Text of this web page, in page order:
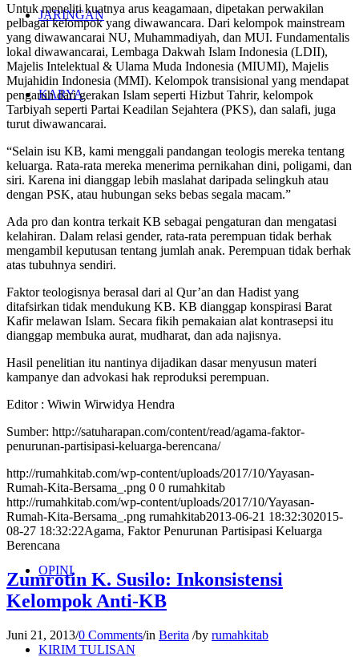
JARINGAN
KARYA
OPINI
KIRIM TULISAN
Untuk meneliti kuatnya arus keagamaan, dipetakan perwakilan
pelbagai kelompok yang diwawancara. Dari kelompok mainstream
yang diwawancarai NU, Muhammadiyah, dan MUI. Fundamentalis
lokal diwawancarai, Lembaga Dakwah Islam Indonesia (LDII),
Majelis Intelektual & Ulama Muda Indonesia (MIUMI), Majelis
Mujahidin Indonesia (MMI). Kelompok transisional yang mendapat
pengaruh dari gerakan Islam seperti Hizbut Tahrir, kelompok
Tarbiyah seperti Partai Keadilan Sejahtera (PKS), dan salafi, juga
turut diwawancarai.
“Selain isu KB, kami menggali pandangan teologis mereka tentang
keluarga. Rata-rata mereka menerima pernikahan dini, poligami, dan
siri. Karena ini dianggap lebih maslahat daripada selingkuh atau
dengan PSK, atau hubungan seks bebas segala macam.”
Ada pro dan kontra terkait KB sebagai pengaturan dan mengatasi
kelahiran. Dalam relasi gender, rata-rata perempuan tidak berhak
mengambil keputusan tentang jumlah anak. Perempuan tidak berhak
atas tubuhnya sendiri.
Faktor teologisnya berasal dari al Qur’an dan Hadist yang
ditafsirkan tidak mendukung KB. KB dianggap konspirasi Barat
Kafir melawan Islam. Secara fikih pemakaian alat kontrasepsi itu
dianggap membuka aurat, mudharat, dan ada najisnya.
Hasil penelitian itu nantinya dijadikan dasar menyusun materi
kampanye dan advokasi hak reproduksi perempuan.
Editor : Wiwin Wirwidya Hendra
Sumber: http://satuharapan.com/content/read/agama-faktor-
penurunan-partisipasi-keluarga-berencana/
http://rumahkitab.com/wp-content/uploads/2017/10/Yayasan-
Rumah-Kita-Bersama_.png 0 0 rumahkitab
http://rumahkitab.com/wp-content/uploads/2017/10/Yayasan-
Rumah-Kita-Bersama_.png rumahkitab2013-06-21 18:32:302015-
08-27 18:32:22Agama, Faktor Penurunan Partisipasi Keluarga
Berencana
Zumrotin K. Susilo: Inkonsistensi
Kelompok Anti-KB
Juni 21, 2013/0 Comments/in Berita /by rumahkitab